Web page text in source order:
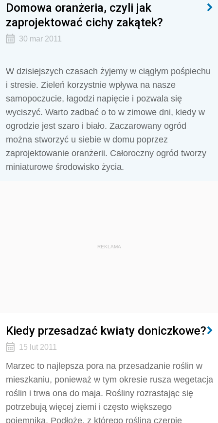
Domowa oranżeria, czyli jak
zaprojektować cichy zakątek?
30 mar 2011
W dzisiejszych czasach żyjemy w ciągłym pośpiechu
i stresie. Zieleń korzystnie wpływa na nasze
samopoczucie, łagodzi napięcie i pozwala się
wyciszyć. Warto zadbać o to w zimowe dni, kiedy w
ogrodzie jest szaro i biało. Zaczarowany ogród
można stworzyć u siebie w domu poprzez
zaprojektowanie oranżerii. Całoroczny ogród tworzy
miniaturowe środowisko życia.
REKLAMA
Kiedy przesadzać kwiaty doniczkowe?
15 lut 2011
Marzec to najlepsza pora na przesadzanie roślin w
mieszkaniu, ponieważ w tym okresie rusza wegetacja
roślin i trwa ona do maja. Rośliny rozrastając się
potrzebują więcej ziemi i często większego
pojemnika. Podłoże, z którego roślina czerpie